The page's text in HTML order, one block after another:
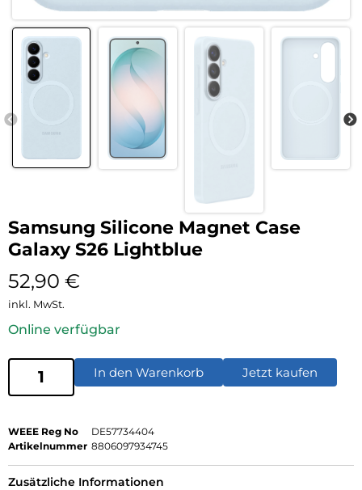
Samsung Silicone Magnet Case
Galaxy S26 Lightblue
52,90 €
inkl. MwSt.
Online verfügbar
In den Warenkorb Jetzt kaufen
WEEE Reg No
DE57734404
Artikelnummer 8806097934745
Zusätzliche Informationen